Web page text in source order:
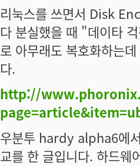
리눅스를 쓰면서 Disk
다 분실했을 때 "데이타
로 아무래도 복호화하는
다.
http://
우분투 hardy alpha6에
교를 한 글입니다. 하드웨